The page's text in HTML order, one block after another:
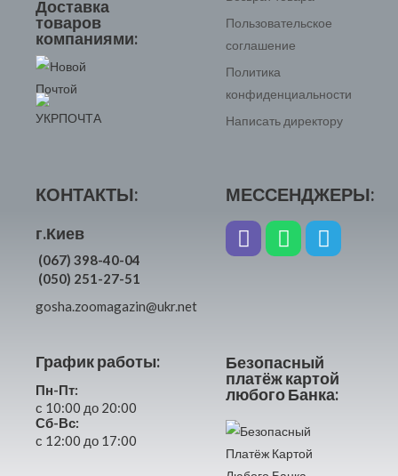
Доставка
товаров
компаниями:
Пользовательское
соглашение
Политика
конфиденциальности
Написать директору
КОНТАКТЫ:
г.Киев
(067) 398-40-04
(050) 251-27-51
gosha.zoomagazin@ukr.net
График работы:
Пн-Пт:
с 10:00 до 20:00
Сб-Вс:
с 12:00 до 17:00
МЕССЕНДЖЕРЫ:
Безопасный
платёж картой
любого Банка: